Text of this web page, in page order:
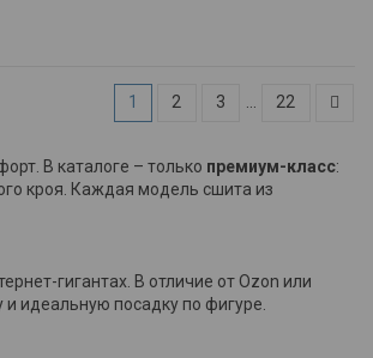
1 2 3 … 22
В каталоге – только премиум-класс:
кроя. Каждая модель сшита из
гигантах. В отличие от Ozon или
идеальную посадку по фигуре.